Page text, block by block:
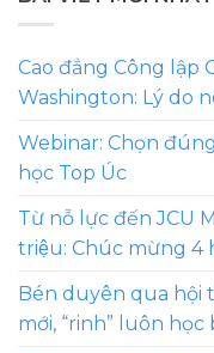
Cao đẳng Công lập
Washington: Lý do
Webinar: Chọn
học Top Úc
Từ nỗ lực đến JCU
triệu: Chúc mừng 4
Bén duyên qua hội
mới, “rinh” luôn học